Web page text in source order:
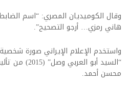
وقال الكوميديان المصري: “اسم
هاني رمزي… أرجو التصحيح”.
واستخدم الإعلام الإيراني صورة
“السيد أبو
محسن أحمد.